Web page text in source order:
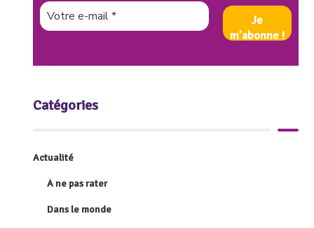
Catégories
Actualité
À ne pas rater
Dans le monde